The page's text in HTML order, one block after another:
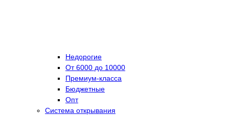
Недорогие
От 6000 до 10000
Премиум-класса
Бюджетные
Опт
Система открывания